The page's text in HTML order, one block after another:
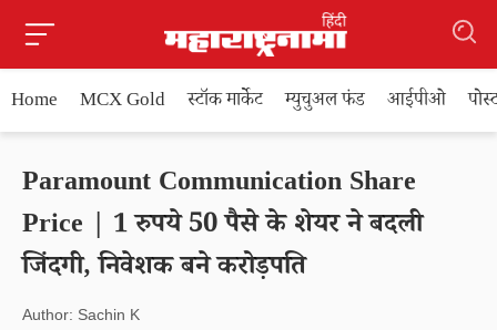
Home MCX Gold स्टॉक मार्केट म्युचुअल फंड आईपीओ
Paramount Communication Share
Price | 1 रुपये 50 पैसे के शेयर ने बदली
जिंदगी, निवेशक बने करोड़पति
Author: Sachin K